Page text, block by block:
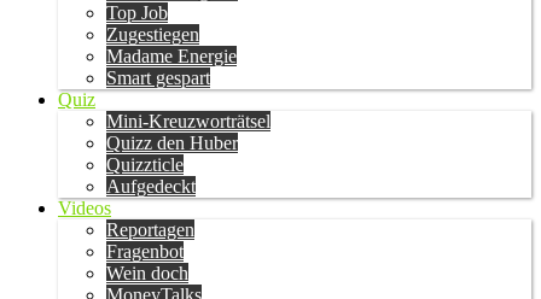
Top Job
Zugestiegen
Madame Energie
Smart gespart
Quiz
Mini-Kreuzworträtsel
Quizz den Huber
Quizzticle
Aufgedeckt
Videos
Reportagen
Fragenbot
Wein doch
MoneyTalks